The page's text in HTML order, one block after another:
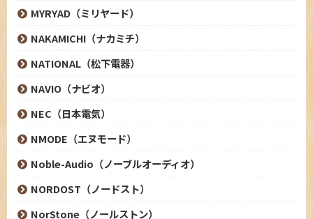
MYRYAD（ミリヤード）
NAKAMICHI（ナカミチ）
NATIONAL（松下電器）
NAVIO（ナビオ）
NEC（日本電気）
NMODE（エヌモード）
Noble-Audio（ノーブルオーディオ）
NORDOST（ノードスト）
NorStone（ノールストン）